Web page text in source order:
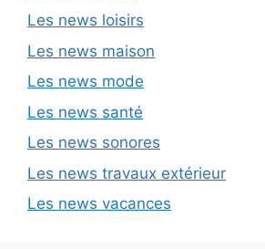
Les news loisirs
Les news maison
Les news mode
Les news santé
Les news sonores
Les news travaux extérieur
Les news vacances